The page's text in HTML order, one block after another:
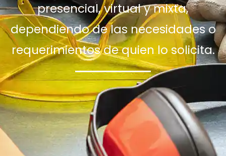
presencial, virtual y mixta,
dependiendo de las necesidades o
requerimientos de quien lo solicita.